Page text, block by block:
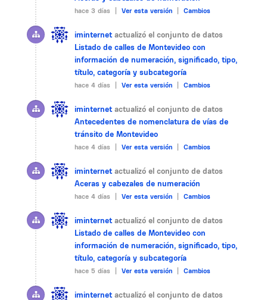
hace 3 días | Ver esta versión Cambios
iminternet actualizó el conjunto de datos
Listado de calles de Montevideo con
información de numeración, significado, tipo,
título, categoría y subcategoría
hace 4 días | Ver esta versión Cambios
iminternet actualizó el conjunto de datos
Antecedentes de nomenclatura de vías de
tránsito de Montevideo
hace 4 días | Ver esta versión Cambios
iminternet actualizó el conjunto de datos
Aceras y cabezales de numeración
hace 4 días | Ver esta versión Cambios
iminternet actualizó el conjunto de datos
Listado de calles de Montevideo con
información de numeración, significado, tipo,
título, categoría y subcategoría
hace 5 días | Ver esta versión Cambios
iminternet actualizó el conjunto de datos